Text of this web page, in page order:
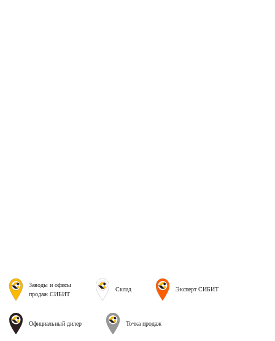
Заводы и офисы
продаж СИБИТ
Склад Эксперт СИБИТ
Официальный дилер Точка продаж